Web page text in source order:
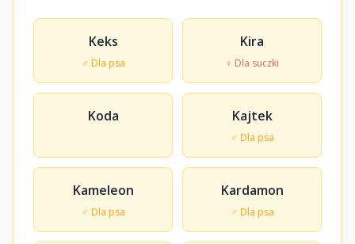
Keks
♂ Dla psa
Kira
♀ Dla suczki
Koda Kajtek
♂ Dla psa
Kameleon
♂ Dla psa
Kardamon
♂ Dla psa